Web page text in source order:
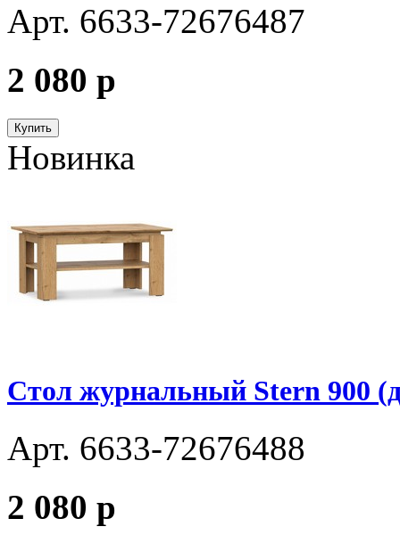
Арт. 6633-72676487
2 080 p
Купить
Новинка
Стол журнальный Stern 900
Арт. 6633-72676488
2 080 p